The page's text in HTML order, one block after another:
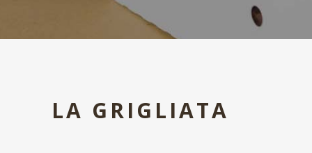
LA GRIGLIATA